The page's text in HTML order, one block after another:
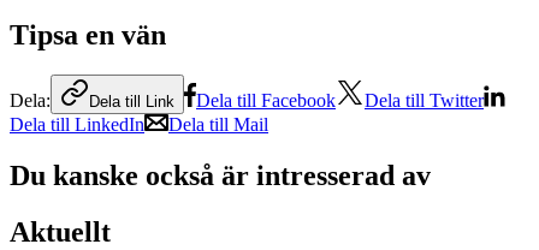
Tipsa en vän
Dela: Dela till Link Dela till Facebook
Dela till Twitter
Dela till LinkedIn
Dela till Mail
Du kanske också är intresserad av
Aktuellt